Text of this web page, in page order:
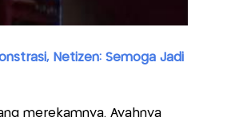
Netizen: Semoga Jadi
merekamnya. Ayahnya